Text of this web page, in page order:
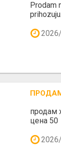
Prodam
продам
цена 50